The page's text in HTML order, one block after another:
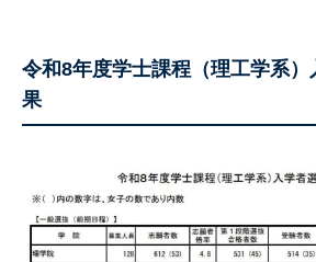
令和8年度学士課程（理工学系
果